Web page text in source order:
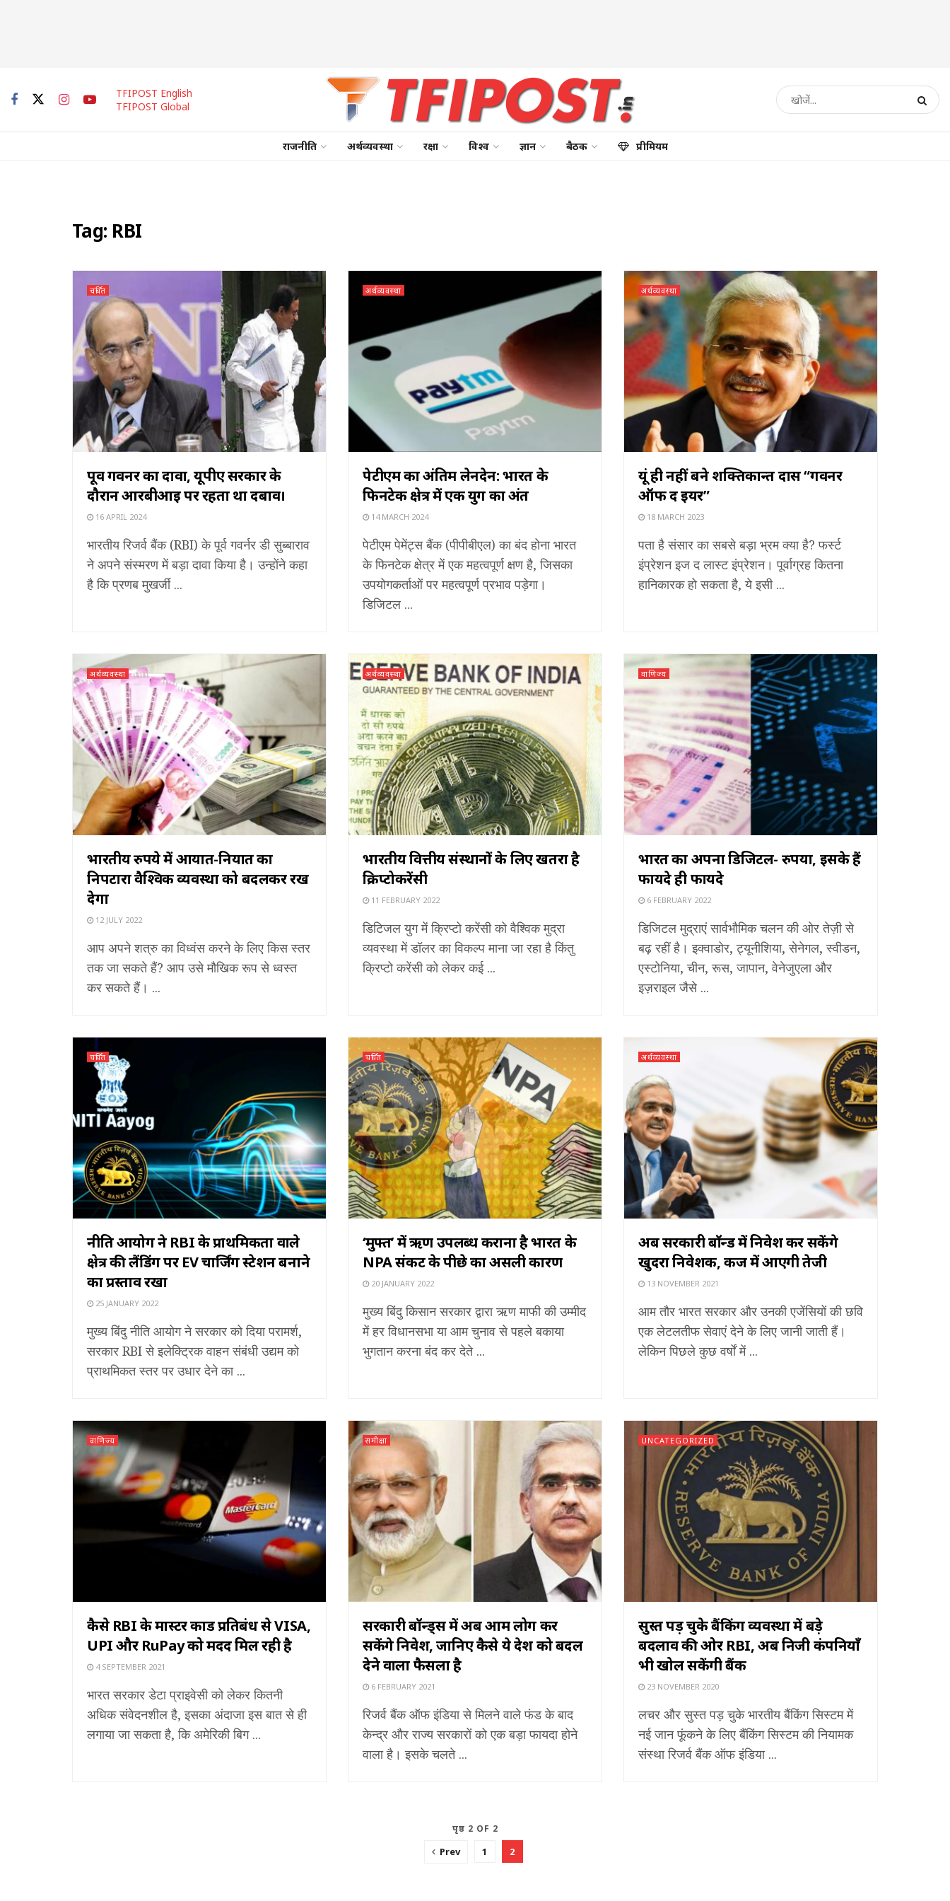
TFIPOST English
TFIPOST Global
राजनीति अर्थव्यवस्था रक्षा विश्व ज्ञान बैठक प्रीमियम
Tag: RBI
चर्चित
पूर्व गवर्नर का दावा, यूपीए सरकार के
दौरान आरबीआई पर रहता था दबाव।
16 APRIL 2024
भारतीय रिजर्व बैंक (RBI) के पूर्व गवर्नर डी सुब्बाराव
ने अपने संस्मरण में बड़ा दावा किया है। उन्‍होंने कहा
है कि प्रणब मुखर्जी ...
अर्थव्यवस्था
पेटीएम का अंतिम लेनदेन: भारत के
फिनटेक क्षेत्र में एक युग का अंत
14 MARCH 2024
पेटीएम पेमेंट्स बैंक (पीपीबीएल) का बंद होना भारत
के फिनटेक क्षेत्र में एक महत्वपूर्ण क्षण है, जिसका
उपयोगकर्ताओं पर महत्वपूर्ण प्रभाव पड़ेगा।
डिजिटल ...
अर्थव्यवस्था
यूं ही नहीं बने शक्तिकान्त दास “गवर्नर
ऑफ द ईयर”
18 MARCH 2023
पता है संसार का सबसे बड़ा भ्रम क्या है? फर्स्ट
इंप्रेशन इज द लास्ट इंप्रेशन। पूर्वाग्रह कितना
हानिकारक हो सकता है, ये इसी ...
अर्थव्यवस्था
भारतीय रुपये में आयात-निर्यात का
निपटारा वैश्विक व्यवस्था को बदलकर रख
देगा
12 JULY 2022
आप अपने शत्रु का विध्वंस करने के लिए किस स्तर
तक जा सकते हैं? आप उसे मौखिक रूप से ध्वस्त
कर सकते हैं। ...
अर्थव्यवस्था
भारतीय वित्तीय संस्थानों के लिए खतरा है
क्रिप्टोकरेंसी
11 FEBRUARY 2022
डिटिजल युग में क्रिप्टो करेंसी को वैश्विक मुद्रा
व्यवस्था में डॉलर का विकल्प माना जा रहा है किंतु
क्रिप्टो करेंसी को लेकर कई ...
वाणिज्य
भारत का अपना डिजिटल- रुपया, इसके हैं
फायदे ही फायदे
6 FEBRUARY 2022
डिजिटल मुद्राएं सार्वभौमिक चलन की ओर तेज़ी से
बढ़ रहीं है। इक्वाडोर, ट्यूनीशिया, सेनेगल, स्वीडन,
एस्टोनिया, चीन, रूस, जापान, वेनेजुएला और
इज़राइल जैसे ...
चर्चित
नीति आयोग ने RBI के प्राथमिकता वाले
क्षेत्र की लैंडिंग पर EV चार्जिंग स्टेशन बनाने
का प्रस्ताव रखा
25 JANUARY 2022
मुख्य बिंदु नीति आयोग ने सरकार को दिया परामर्श,
सरकार RBI से इलेक्ट्रिक वाहन संबंधी उद्यम को
प्राथमिकत स्तर पर उधार देने का ...
चर्चित
‘मुफ्त’ में ऋण उपलब्ध कराना है भारत के
NPA संकट के पीछे का असली कारण
20 JANUARY 2022
मुख्य बिंदु किसान सरकार द्वारा ऋण माफी की उम्मीद
में हर विधानसभा या आम चुनाव से पहले बकाया
भुगतान करना बंद कर देते ...
अर्थव्यवस्था
अब सरकारी बॉन्ड में निवेश कर सकेंगे
खुदरा निवेशक, कर्ज में आएगी तेजी
13 NOVEMBER 2021
आम तौर भारत सरकार और उनकी एजेंसियों की छवि
एक लेटलतीफ सेवाएं देने के लिए जानी जाती हैं।
लेकिन पिछले कुछ वर्षों में ...
वाणिज्य
कैसे RBI के मास्टर कार्ड प्रतिबंध से VISA,
UPI और RuPay को मदद मिल रही है
4 SEPTEMBER 2021
भारत सरकार डेटा प्राइवेसी को लेकर कितनी
अधिक संवेदनशील है, इसका अंदाजा इस बात से ही
लगाया जा सकता है, कि अमेरिकी बिग ...
समीक्षा
सरकारी बॉन्ड्स में अब आम लोग कर
सकेंगे निवेश, जानिए कैसे ये देश को बदल
देने वाला फैसला है
6 FEBRUARY 2021
रिजर्व बैंक ऑफ इंडिया से मिलने वाले फंड के बाद
केन्द्र और राज्य सरकारों को एक बड़ा फायदा होने
वाला है। इसके चलते ...
UNCATEGORIZED
सुस्त पड़ चुके बैंकिंग व्यवस्था में बड़े
बदलाव की ओर RBI, अब निजी कंपनियाँ
भी खोल सकेंगी बैंक
23 NOVEMBER 2020
लचर और सुस्त पड़ चुके भारतीय बैंकिंग सिस्टम में
नई जान फूंकने के लिए बैंकिंग सिस्टम की नियामक
संस्था रिजर्व बैंक ऑफ इंडिया ...
पृष्ठ 2 OF 2
Prev 1 2